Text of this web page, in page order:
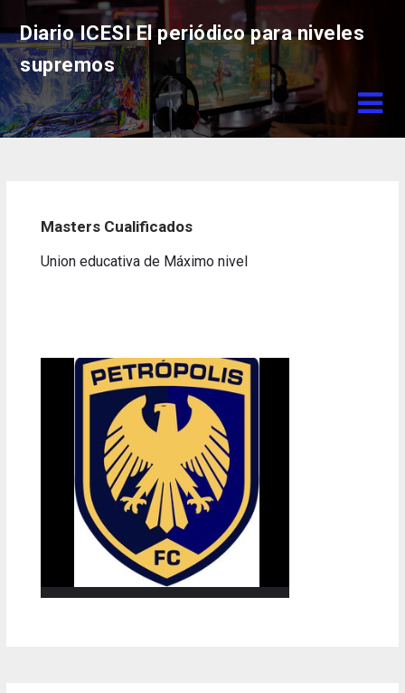
to
content
Diario ICESI El periódico para niveles
supremos
Masters Cualificados
Union educativa de Máximo nivel